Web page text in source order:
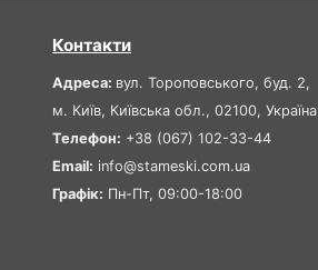
Контакти
Адреса: вул. Тороповського, буд. 2,
м. Київ, Київська обл., 02100, Україна
Телефон: +38 (067) 102-33-44
Email: info@stameski.com.ua
Графік: Пн-Пт, 09:00-18:00